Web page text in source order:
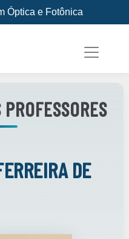
Óptica e Fotônica
DE